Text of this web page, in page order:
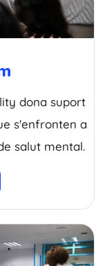
dona suport
s'enfronten a
salut mental.